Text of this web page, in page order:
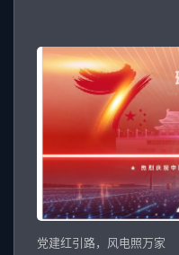
党建红引路，风电照万家